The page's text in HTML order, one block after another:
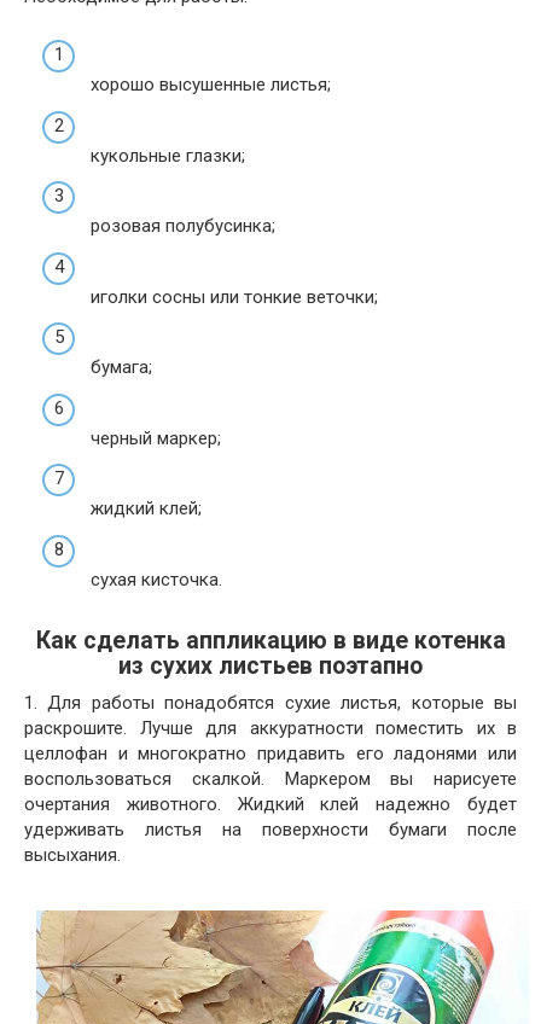
хорошо высушенные листья;
кукольные глазки;
розовая полубусинка;
иголки сосны или тонкие веточки;
бумага;
черный маркер;
жидкий клей;
сухая кисточка.
Как сделать аппликацию в виде котенка
из сухих листьев поэтапно
1. Для работы понадобятся сухие листья, которые вы
раскрошите. Лучше для аккуратности поместить их в
целлофан и многократно придавить его ладонями или
воспользоваться скалкой. Маркером вы нарисуете
очертания животного. Жидкий клей надежно будет
удерживать листья на поверхности бумаги после
высыхания.